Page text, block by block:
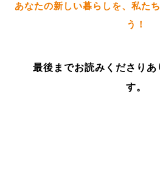
あなたの新しい暮らしを、私た
う！
最後までお読みくださりあ
す。